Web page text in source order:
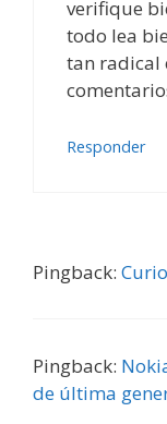
verifique
todo lea
tan radical
Responder
Pingback:
Pingback:
de última